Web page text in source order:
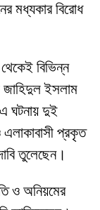
মধ্যকার বিরোধ
বিভিন্ন
জাহিদুল ইসলাম
ঘটনায় দুই
এলাকাবাসী প্রকৃত
তুলেছেন।
ও অনিয়মের